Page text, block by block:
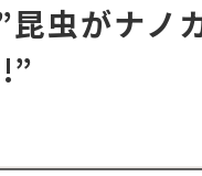
虫がナノ